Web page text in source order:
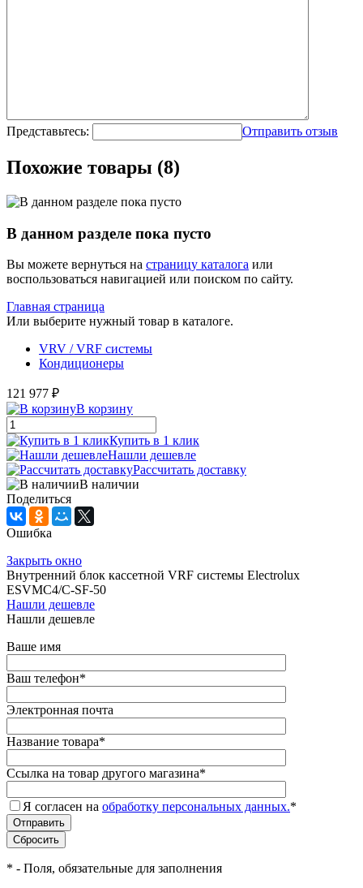
Представьтесь: Отправить отзыв
Похожие товары (8)
В данном разделе пока пусто
Вы можете вернуться на страницу каталога или
воспользоваться навигацией или поиском по сайту.
Главная страница
Или выберите нужный товар в каталоге.
VRV / VRF системы
Кондиционеры
121 977 ₽
В корзину
Купить в 1 клик
Нашли дешевле
Рассчитать доставку
В наличии
Поделиться
Ошибка
Закрыть окно
Внутренний блок кассетной VRF системы Electrolux
ESVMC4/С-SF-50
Нашли дешевле
Нашли дешевле
Ваше имя
Ваш телефон*
Электронная почта
Название товара*
Ссылка на товар другого магазина*
Я согласен на обработку персональных данных.*
* - Поля, обязательные для заполнения